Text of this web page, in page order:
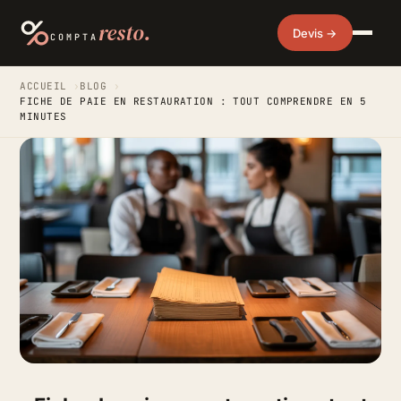
COMPTA resto. Devis →
ACCUEIL › BLOG
›
FICHE DE PAIE EN RESTAURATION : TOUT COMPRENDRE EN 5
MINUTES